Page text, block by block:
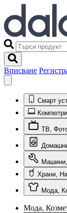
Вписване
Смарт
ТВ,
Храни,
Мода,
Мода,